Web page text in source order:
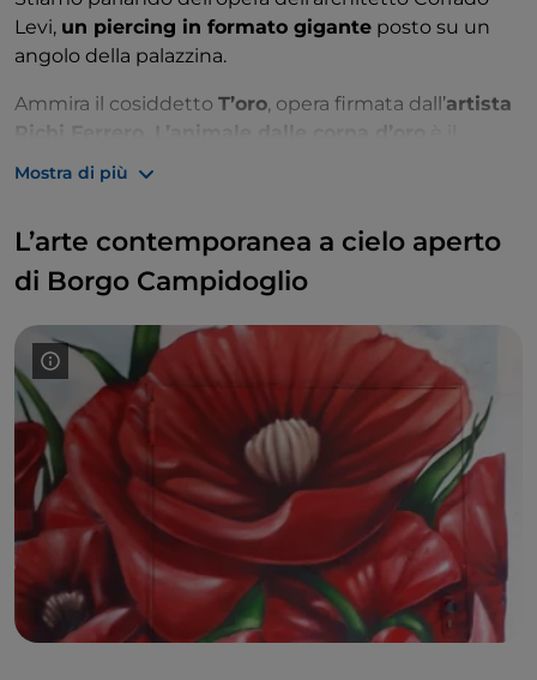
Levi, un piercing in formato gigante posto su un
angolo della palazzina.
Ammira il cosiddetto T’oro, opera firmata dall’artista
Richi Ferrero. L’animale dalle corna d’oro
simbolo della città: un'antica leggenda narra che un
toro liberò la città dalle scorrerie di un temibile drago,
rinominò la città e inserì un toro nel nuovo stemma
cittadino. Il toro rappresenta quindi la forza e la voglia
Mostra di più
L’arte contemporanea a cielo aperto
di Borgo Campidoglio